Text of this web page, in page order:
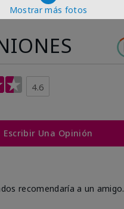
Mostrar más fotos
4.6
Escribir Una Opinión
recomendaría a un amigo.